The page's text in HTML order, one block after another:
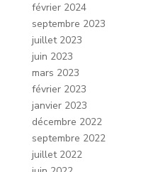
février 2024
septembre 2023
juillet 2023
juin 2023
mars 2023
février 2023
janvier 2023
décembre 2022
septembre 2022
juillet 2022